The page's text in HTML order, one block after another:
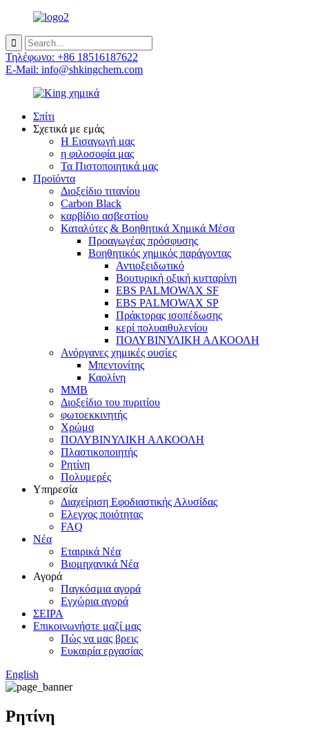
Τηλέφωνο: +86 18516187622
E-Mail: info@shkingchem.com
Σπίτι
Σχετικά με εμάς
Η Εισαγωγή μας
η φιλοσοφία μας
Τα Πιστοποιητικά μας
Προϊόντα
Διοξείδιο τιτανίου
Carbon Black
καρβίδιο ασβεστίου
Καταλύτες & Βοηθητικά Χημικά Μέσα
Προαγωγέας πρόσφυσης
Βοηθητικός χημικός παράγοντας
Αντιοξειδωτικό
Βουτυρική οξική κυτταρίνη
EBS PALMOWAX SF
EBS PALMOWAX SP
Πράκτορας ισοπέδωσης
κερί πολυαιθυλενίου
ΠΟΛΥΒΙΝΥΛΙΚΗ ΑΛΚΟΟΛΗ
Ανόργανες χημικές ουσίες
Μπεντονίτης
Καολίνη
MMB
Διοξείδιο του πυριτίου
φωτοεκκινητής
Χρώμα
ΠΟΛΥΒΙΝΥΛΙΚΗ ΑΛΚΟΟΛΗ
Πλαστικοποιητής
Ρητίνη
Πολυμερές
Υπηρεσία
Διαχείριση Εφοδιαστικής Αλυσίδας
Ελεγχος ποιότητας
FAQ
Νέα
Εταιρικά Νέα
Βιομηχανικά Νέα
Αγορά
Παγκόσμια αγορά
Εγχώρια αγορά
ΣΕΙΡΑ
Επικοινωνήστε μαζί μας
Πώς να μας βρεις
Ευκαιρία εργασίας
English
Ρητίνη